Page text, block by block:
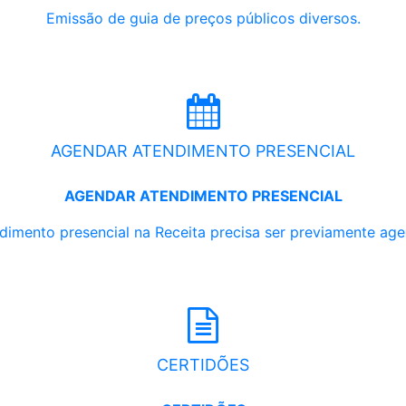
Emissão de guia de preços públicos diversos.
AGENDAR ATENDIMENTO PRESENCIAL
AGENDAR ATENDIMENTO PRESENCIAL
presencial na Receita precisa ser previamente
CERTIDÕES